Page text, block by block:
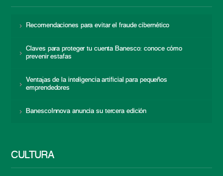
Recomendaciones para evitar el fraude cibernético
Claves para proteger tu cuenta Banesco: conoce cómo
prevenir estafas
Ventajas de la inteligencia artificial para pequeños
emprendedores
BanescoInnova anuncia su tercera edición
CULTURA